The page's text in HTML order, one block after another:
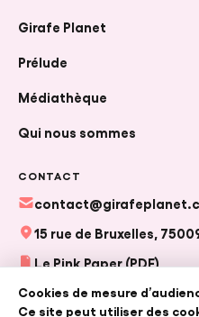
Girafe Planet
Prélude
Médiathèque
Qui nous sommes
CONTACT
15 rue de Bruxelles,
Le Pink Paper (PDF)
Cookies de mesure
Ce site peut utiliser des